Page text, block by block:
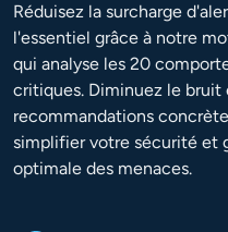
Réduisez la surcharge
l'essentiel grâce à notre
qui analyse les 20
critiques. Diminuez le
recommandations
simplifier votre sécurité et
optimale des menaces.